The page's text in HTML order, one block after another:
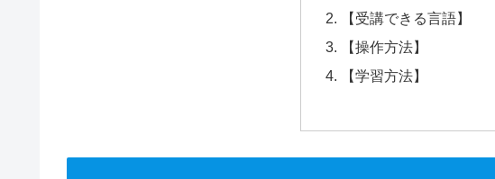
【受講できる言語】
【操作方法】
【学習方法】